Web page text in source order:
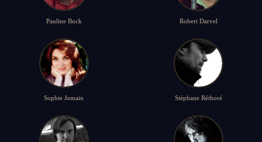
Pauline Bock Robert Darvel
Sophie Jomain Stéphane Réthoré